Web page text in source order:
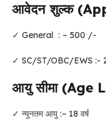
आवेदन शुल्क
✓ General : – 500 /-
✓ SC/ST/OBC/EWS :-
आयु सीमा (Age
✓ न्यूनतम आयु :– 18 वर्ष